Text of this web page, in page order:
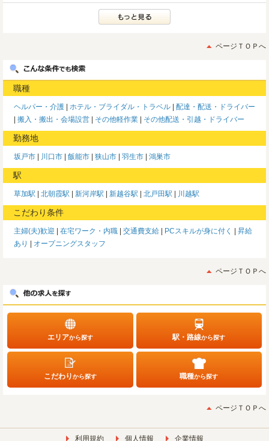
ページＴＯＰへ
職種
ヘルパー・介護 ホテル・ブライダル・トラベル
配達・配送・ドライバー
搬入・搬出・会場設営
その他軽作業 その他配送・引越・ドライバー
勤務地
坂戸市 川口市 飯能市 狭山市 羽生市 鴻巣市
駅
草加駅 北朝霞駅 新河岸駅 新越谷駅 北戸田駅 川越駅
こだわり条件
主婦(夫)歓迎 在宅ワーク・内職 交通費支給 PCスキルが身に付く
昇給
あり
オープニングスタッフ
ページＴＯＰへ
エリアから探す 駅・路線から探す
こだわりから探す 職種から探す
ページＴＯＰへ
利用規約 個人情報 企業情報